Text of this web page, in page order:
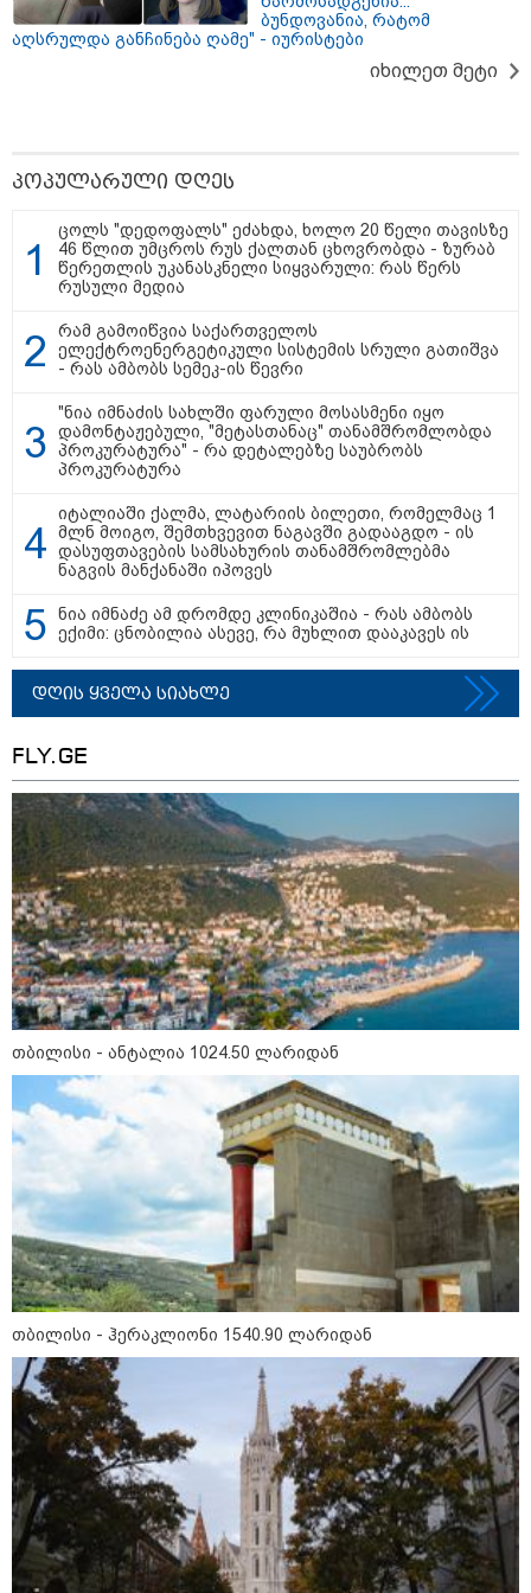
ნიკა მელიას სასამართლოს
უპატივცემლობის ფაქტზე 1 წლით და 6
თვით თავისუფლების აღკვეთა მიესაჯა
09:52 / 07-08-2026
მიიღო თუ არა გამოძიებამ
რას პასუხობს კითხვაზე ნია
იმნაძის ადვოკატი
09:25 / 07-08-2026
ჰოლდინგის" თანამშრომლებს
სასჯელი ელოდებათ სოფიკო
პეტრიაშვილსა და გივი
წულეისკირს
19:42 / 06-08-2026
"იმნაძემ მის მეგობრებს
ალექსანდრე გაბაშვილს და
გიორგი მალანიას უთხრა,
თითქოსდა მისი მასწავლებელი,
გიგა ავალიანი ზედმეტ
ყურადღებას იჩენდა მის
მიმართ, რითაც გაბაშვილი
წააქეზა" - პროკურატურა
19:33 / 06-08-2026
რა სასჯელი ემუქრება ნია
იმნაძეს? - პროკურატურამ მას
ბრალდება წარუდგინა
კატეგორიის ყველა სიახლე
მკითხველის რჩევით
ბუნდოვანია, რატომ
აღსრულდა განჩინება ღამე" - იურისტები
იხილეთ მეტი
პოპულარული დღეს
ცოლს "დედოფალს" ეძახდა, ხოლო 20 წელი თავისზე
46 წლით უმცროს რუს ქალთან ცხოვრობდა - ზურაბ
წერეთლის უკანასკნელი სიყვარული: რას წერს
რუსული მედია
რამ გამოიწვია საქართველოს
ელექტროენერგეტიკული სისტემის სრული გათიშვა
- რას ამბობს სემეკ-ის წევრი
"ნია იმნაძის სახლში ფარული მოსასმენი იყო
დამონტაჟებული, "მეტასთანაც" თანამშრომლობდა
პროკურატურა" - რა დეტალებზე საუბრობს
პროკურატურა
იტალიაში ქალმა, ლატარიის ბილეთი, რომელმაც 1
მლნ მოიგო, შემთხვევით ნაგავში გადააგდო - ის
დასუფთავების სამსახურის თანამშრომლებმა
ნაგვის მანქანაში იპოვეს
ნია იმნაძე ამ დრომდე კლინიკაშია - რას ამბობს
ექიმი: ცნობილია ასევე, რა მუხლით დააკავეს ის
დღის ყველა სიახლე
FLY.GE
თბილისი - ანტალია 1024.50 ლარიდან
თბილისი - ჰერაკლიონი 1540.90 ლარიდან